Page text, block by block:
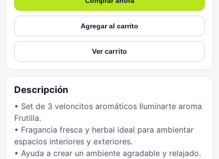
Agregar al carrito
Ver carrito
Descripción
• Set de 3 veloncitos aromáticos Iluminarte aroma
Frutilla.
• Fragancia fresca y herbal ideal para ambientar
espacios interiores y exteriores.
• Ayuda a crear un ambiente agradable y relajado.